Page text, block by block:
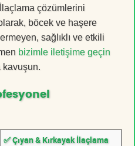
çözümlerini
böcek ve haşere
sağlıklı ve etkili
bizimle iletişime geçin
kavuşun.
✅ Çıyan & Kırkayak İlaçlama